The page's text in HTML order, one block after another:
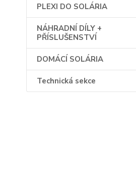
PLEXI DO SOLÁRIA
NÁHRADNÍ DÍLY +
PŘÍSLUŠENSTVÍ
DOMÁCÍ SOLÁRIA
Technická sekce